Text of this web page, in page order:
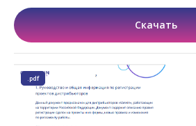
Скачать
.pdf